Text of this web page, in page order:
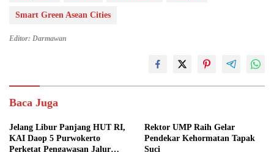
Smart Green Asean Cities
Editor: Darmawan
Baca Juga
Jelang Libur Panjang HUT RI,
KAI Daop 5 Purwokerto
Perketat Pengawasan Jalur
Rektor UMP Raih Gelar
Pendekar Kehormatan Tapak
Suci